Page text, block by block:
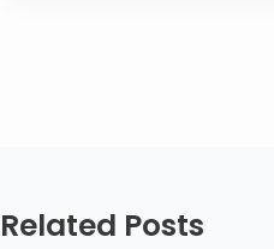
Related Posts